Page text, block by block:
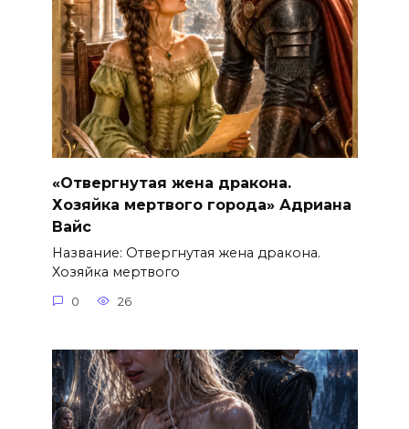
«Отвергнутая жена дракона.
Хозяйка мертвого города» Адриана
Вайс
Название: Отвергнутая жена дракона.
Хозяйка мертвого
0 26